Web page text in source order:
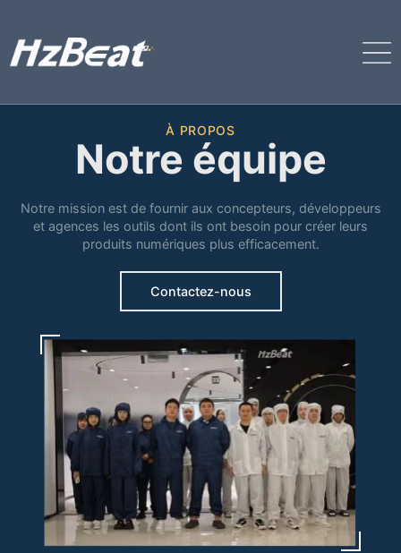
À PROPOS
Notre équipe
Notre mission est de fournir aux concepteurs, développeurs
et agences les outils dont ils ont besoin pour créer leurs
produits numériques plus efficacement.
Contactez-nous